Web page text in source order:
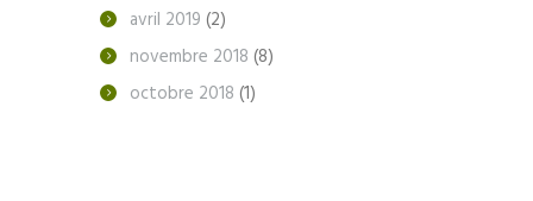
avril 2019 (2)
novembre 2018 (8)
octobre 2018 (1)